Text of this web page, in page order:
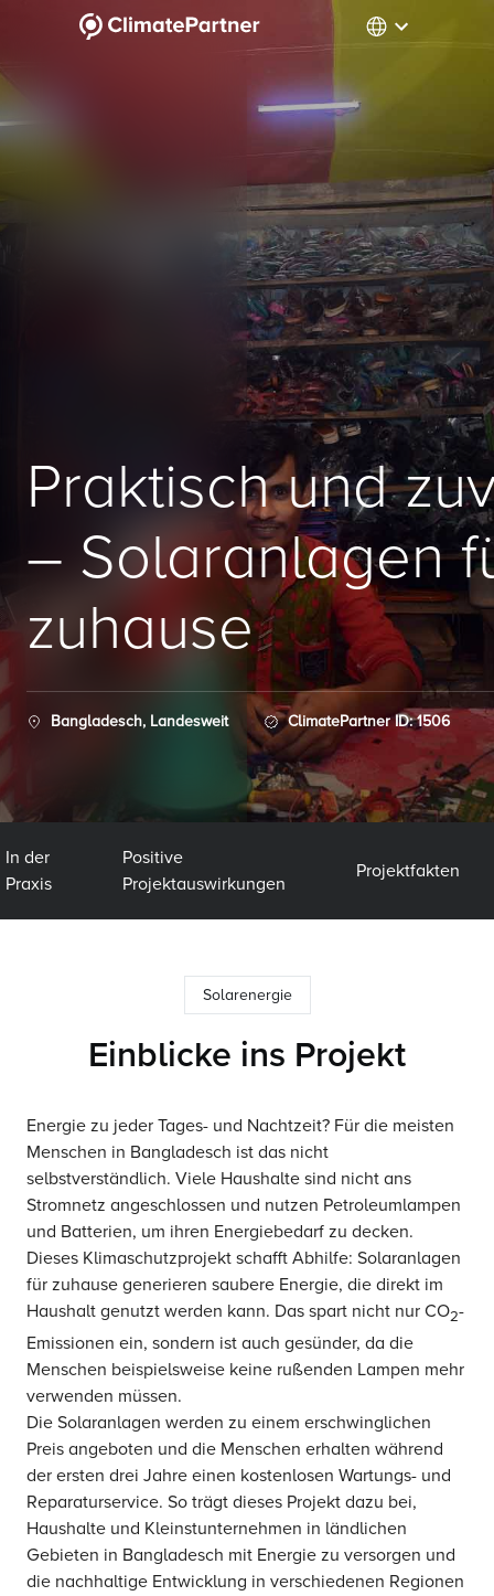
Praktisch und
– Solaranlagen
zuhause
Bangladesch, Landesweit ClimatePartner ID: 1506
In der
Praxis
Positive
Projektauswirkungen
Projektfakten
Solarenergie
Einblicke ins Projekt
Energie zu jeder Tages- und Nachtzeit? Für die meisten
Menschen in Bangladesch ist das nicht
selbstverständlich. Viele Haushalte sind nicht ans
Stromnetz angeschlossen und nutzen Petroleumlampen
und Batterien, um ihren Energiebedarf zu decken.
Dieses Klimaschutzprojekt schafft Abhilfe: Solaranlagen
für zuhause generieren saubere Energie, die direkt im
Haushalt genutzt werden kann. Das spart nicht nur CO2-
Emissionen ein, sondern ist auch gesünder, da die
Menschen beispielsweise keine rußenden Lampen mehr
verwenden müssen.
Die Solaranlagen werden zu einem erschwinglichen
Preis angeboten und die Menschen erhalten während
der ersten drei Jahre einen kostenlosen Wartungs- und
Reparaturservice. So trägt dieses Projekt dazu bei,
Haushalte und Kleinstunternehmen in ländlichen
Gebieten in Bangladesch mit Energie zu versorgen und
die nachhaltige Entwicklung in verschiedenen Regionen